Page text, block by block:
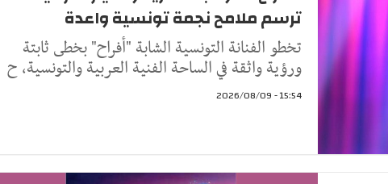
ترسم ملامح نجمة تونسية واعدة
تخطو الفنانة التونسية الشابة "أفراح" بخطى ثابتة
ورؤية واثقة في الساحة الفنية العربية والتونسية، ح
15:54 - 2026/08/09